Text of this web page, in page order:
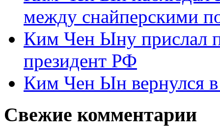
между снайперскими
Ким Чен Ыну прислал
президент РФ
Ким Чен Ын вернулся
Свежие комментарии